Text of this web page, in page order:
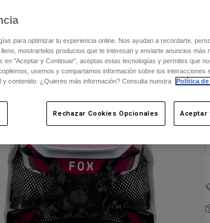
para optimizar tu experiencia online. Nos ayudan a recordarte,
mostrartelos productos que te interesan y enviarte anuncios más
en "Aceptar y Continuar", aceptas estas tecnologías y permites que
usemos y compartamos información sobre tus interacciones
y contenido. ¿Quieres más información? Consulta nuestra
Política
Rechazar Cookies Opcionales Aceptar